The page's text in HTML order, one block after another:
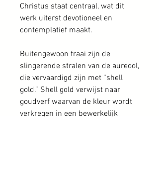
Christus staat centraal, wat dit
werk uiterst devotioneel en
contemplatief maakt.
Buitengewoon fraai zijn de
slingerende stralen van de aureool,
die vervaardigd zijn met “shell
gold.” Shell gold verwijst naar
goudverf waarvan de kleur wordt
verkregen in een bewerkelijk